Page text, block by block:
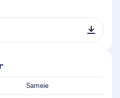
Sameie